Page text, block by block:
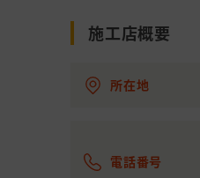
施工店概要
所在地
電話番号